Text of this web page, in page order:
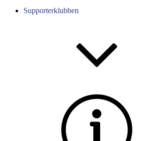
Supporterklubben